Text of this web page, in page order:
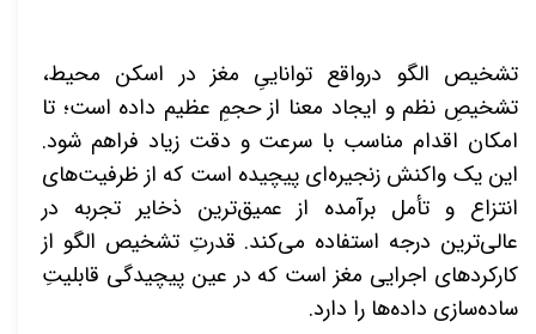
تشخیص الگو درواقع تواناییِ مغز در اسکن محیط،
تشخیصِ نظم و ایجاد معنا از حجمِ عظیم داده است؛ تا
امکان اقدام مناسب با سرعت و دقت زیاد فراهم شود.
این یک واکنش زنجیره‌ای پیچیده است که از ظرفیت‌های
انتزاع و تأمل برآمده از عمیق‌ترین ذخایر تجربه در
عالی‌ترین درجه استفاده می‌کند. قدرتِ تشخیص الگو از
کارکردهای اجرایی مغز است که در عین پیچیدگی قابلیتِ
ساده‌سازی داده‌ها را دارد.